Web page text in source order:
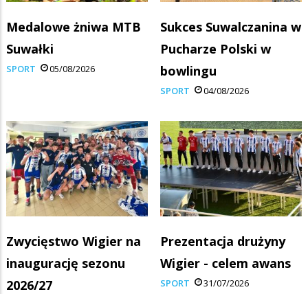
Medalowe żniwa MTB
Suwałki
SPORT 05/08/2026
Sukces Suwalczanina w
Pucharze Polski w
bowlingu
SPORT 04/08/2026
Zwycięstwo Wigier na
inaugurację sezonu
2026/27
Prezentacja drużyny
Wigier - celem awans
SPORT 31/07/2026